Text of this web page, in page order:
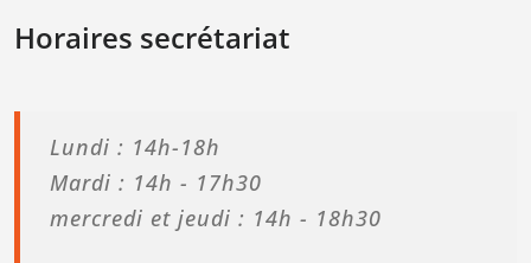
Horaires secrétariat
Lundi : 14h-18h
Mardi : 14h - 17h30
mercredi et jeudi : 14h - 18h30